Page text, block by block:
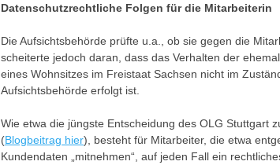
Datenschutzrechtliche Folgen für die Mitarbeiterin
Die Aufsichtsbehörde prüfte u.a., ob sie gegen die
scheiterte jedoch daran, dass das Verhalten der
eines Wohnsitzes im Freistaat Sachsen nicht im
Aufsichtsbehörde erfolgt ist.
Wie etwa die jüngste Entscheidung des OLG Stuttgart
(Blogbeitrag hier), besteht für Mitarbeiter, die etwa
Kundendaten „mitnehmen“, auf jeden Fall ein